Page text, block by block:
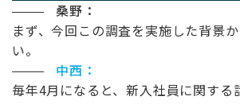
桑野：
まず、今回この調査を実施した背景
い。
中西 ：
毎年4月になると、新入社員に関する